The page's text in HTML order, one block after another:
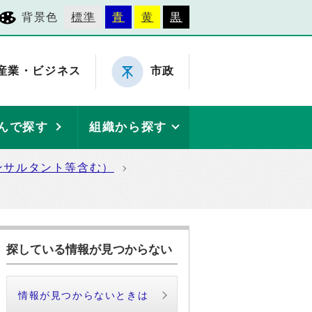
背景色 標準 青 黄 黒
業・ビジネス 市政
で探す 組織から探す
ルタント等含む）
探している情報が見つからない
情報が見つからないときは